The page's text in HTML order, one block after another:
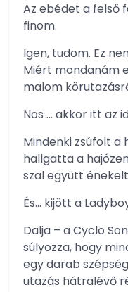
Az ebédet a felső
finom.
Igen, tudom. Ez
Miért mondanám
malom
Nos … akkor itt az
Mindenki zsúfolt a
hallgatta a
szal együtt
És… kijött a
Dalja – a Cyclo
súlyozza, hogy
egy darab
utazás hátralévő